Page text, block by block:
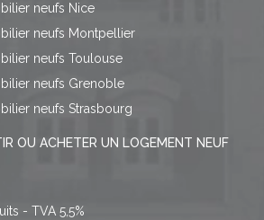
neufs Nice
neufs Montpellier
neufs Toulouse
neufs Grenoble
neufs Strasbourg
OU ACHETER UN LOGEMENT NEUF
- TVA 5,5%